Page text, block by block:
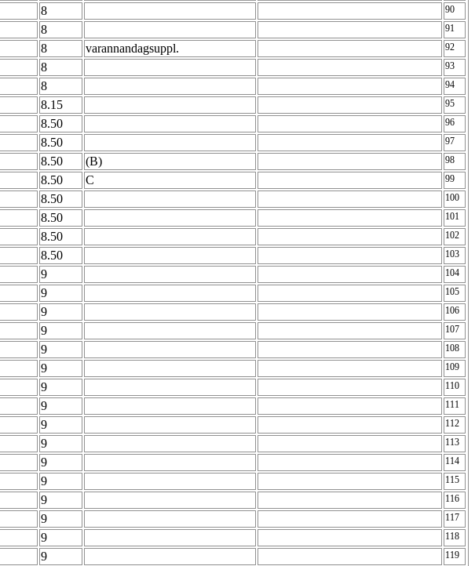
8 90
8 91
8 varannandagsuppl. 92
8 93
8 94
8.15 95
8.50 96
8.50 97
8.50 (B) 98
8.50 C 99
8.50 100
8.50 101
8.50 102
8.50 103
9 104
9 105
9 106
9 107
9 108
9 109
9 110
9 111
9 112
9 113
9 114
9 115
9 116
9 117
9 118
9 119